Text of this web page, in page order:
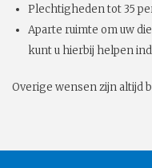
Plechtigheden tot 35
Aparte ruimte om uw
kunt u hierbij helpen
Overige wensen zijn altijd